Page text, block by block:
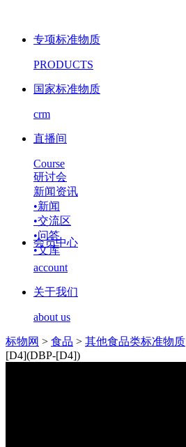
专项标准物质
PRODUCTS
国家标准物质
crm
直播间
Course
研讨会
新闻资讯
•新闻
•交流区
•问答
•文库
会员中心
account
关于我们
about us
标物网 > 食品 > 其他食品类标准物质
[D4](DBP-[D4])